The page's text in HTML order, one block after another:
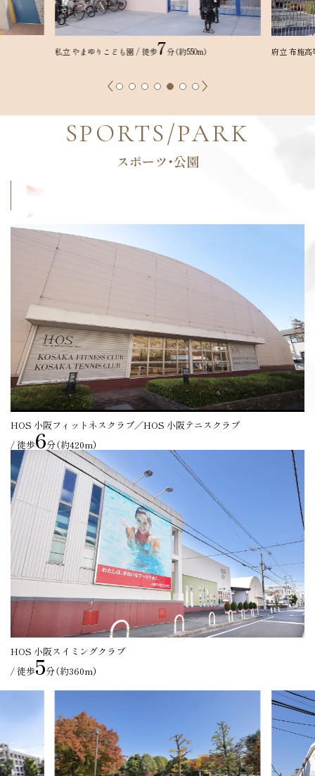
府立 布施高等学校 /徒歩5分（約340m） 私立 大阪
SPORTS/PARK
スポーツ・公園
HOS 小阪フィットネスクラブ／HOS 小阪テニスクラブ
/ 徒歩6分（約420m）
HOS 小阪スイミングクラブ
/ 徒歩5分（約360m）